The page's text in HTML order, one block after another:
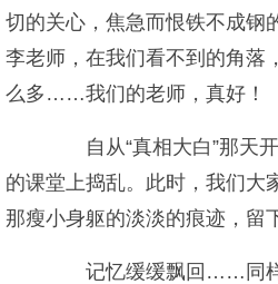
切的关心，焦急而恨铁不成
李老师，在我们看不到的角落
么多……我们的老师，真好！
自从“真相大白”那天开
的课堂上捣乱。此时，我们大
那瘦小身躯的淡淡的痕迹，
记忆缓缓飘回……同样